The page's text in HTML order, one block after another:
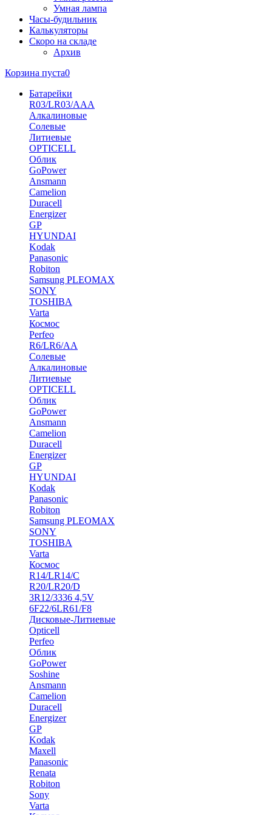
Умная лампа
Часы-будильник
Калькуляторы
Скоро на складе
Архив
Корзина пуста0
Батарейки
R03/LR03/AAA
Алкалиновые
Солевые
Литиевые
OPTICELL
Облик
GoPower
Ansmann
Camelion
Duracell
Energizer
GP
HYUNDAI
Kodak
Panasonic
Robiton
Samsung PLEOMAX
SONY
TOSHIBA
Varta
Космос
Perfeo
R6/LR6/AA
Солевые
Алкалиновые
Литиевые
OPTICELL
Облик
GoPower
Ansmann
Camelion
Duracell
Energizer
GP
HYUNDAI
Kodak
Panasonic
Robiton
Samsung PLEOMAX
SONY
TOSHIBA
Varta
Космос
R14/LR14/C
R20/LR20/D
3R12/3336 4,5V
6F22/6LR61/F8
Дисковые-Литиевые
Opticell
Perfeo
Облик
GoPower
Soshine
Ansmann
Camelion
Duracell
Energizer
GP
Kodak
Maxell
Panasonic
Renata
Robiton
Sony
Varta